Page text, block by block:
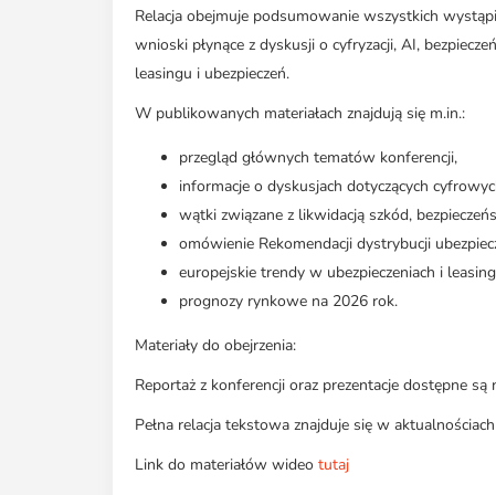
Relacja obejmuje podsumowanie wszystkich
wnioski płynące z dyskusji o cyfryzacji, AI,
leasingu i ubezpieczeń.
W publikowanych materiałach znajdują się m.in.:
przegląd głównych tematów konferencji,
informacje o dyskusjach dotyczących
wątki związane z likwidacją szkód,
omówienie Rekomendacji dystrybucji
europejskie trendy w ubezpieczeniach i
prognozy rynkowe na 2026 rok.
Materiały do obejrzenia:
Reportaż z konferencji oraz prezentacje dostępne są
Pełna relacja tekstowa znajduje się w
Link do materiałów wideo tutaj